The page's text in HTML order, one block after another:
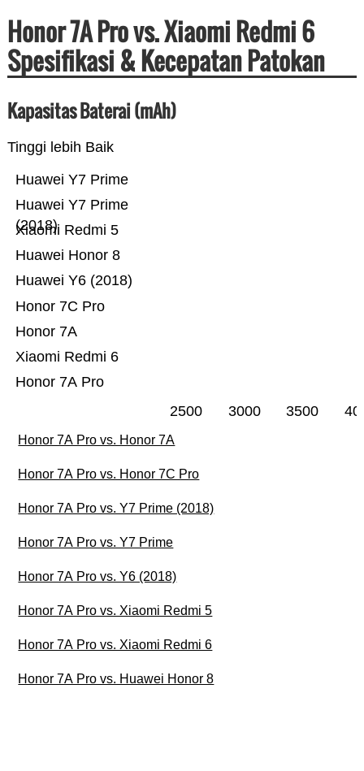
Honor 7A Pro vs. Xiaomi Redmi 6
Spesifikasi & Kecepatan Patokan
Kapasitas Baterai (mAh)
Tinggi lebih Baik
Honor 7A Pro
Xiaomi Redmi 6
Honor 7A
Honor 7C Pro
Huawei Y6 (2018)
Huawei Honor 8
Xiaomi Redmi 5
Huawei Y7 Prime
(2018)
Huawei Y7 Prime
2500 3000 3500
Honor 7A Pro vs. Honor 7A
Honor 7A Pro vs. Honor 7C Pro
Honor 7A Pro vs. Y7 Prime (2018)
Honor 7A Pro vs. Y7 Prime
Honor 7A Pro vs. Y6 (2018)
Honor 7A Pro vs. Xiaomi Redmi 5
Honor 7A Pro vs. Xiaomi Redmi 6
Honor 7A Pro vs. Huawei Honor 8